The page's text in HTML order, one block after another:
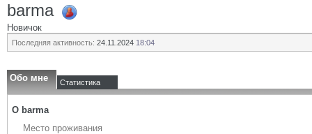
barma
Новичок
Последняя активность: 24.11.2024 18:04
Обо мне Статистика
О barma
Место проживания